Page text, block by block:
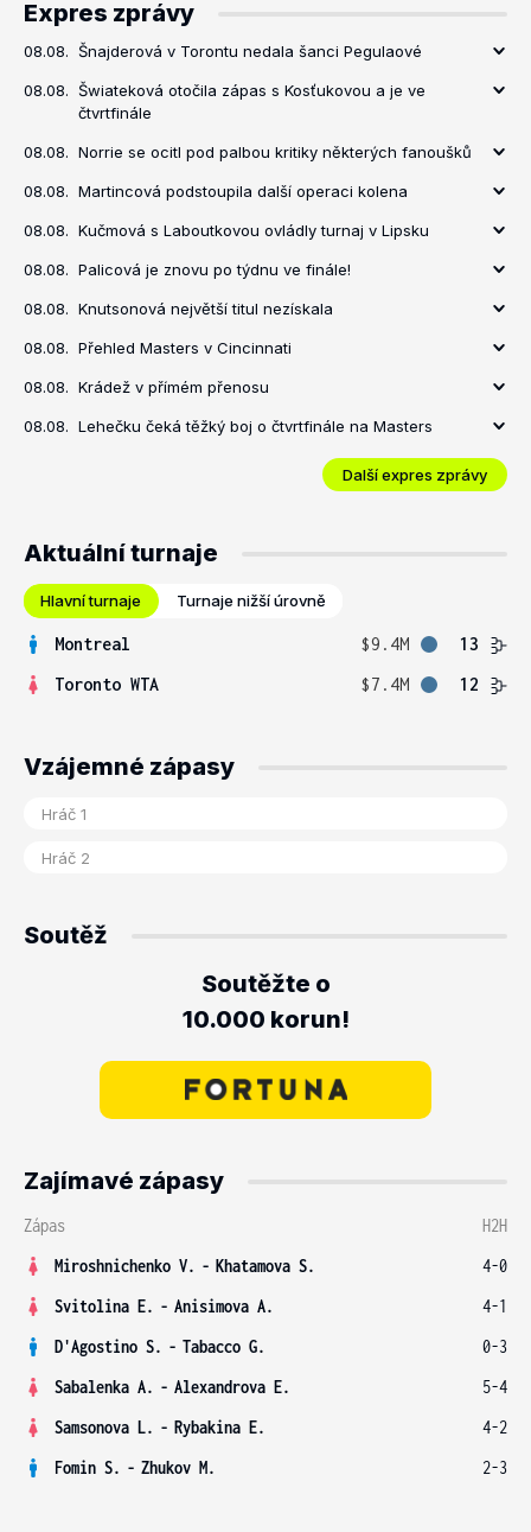
Expres zprávy
08.08. Šnajderová v Torontu nedala šanci Pegulaové
08.08. Šwiateková otočila zápas s Kosťukovou a je ve
čtvrtfinále
08.08. Norrie se ocitl pod palbou kritiky některých fanoušků
08.08. Martincová podstoupila další operaci kolena
08.08. Kučmová s Laboutkovou ovládly turnaj v Lipsku
08.08. Palicová je znovu po týdnu ve finále!
08.08. Knutsonová největší titul nezískala
08.08. Přehled Masters v Cincinnati
08.08. Krádež v přímém přenosu
08.08. Lehečku čeká těžký boj o čtvrtfinále na Masters
Další expres zprávy
Aktuální turnaje
Hlavní turnaje Turnaje nižší úrovně
Montreal $9.4M
13
Toronto WTA
$7.4M 12
Vzájemné zápasy
Soutěž
Soutěžte o
10.000 korun!
Zajímavé zápasy
Zápas
H2H
Miroshnichenko V. - Khatamova S.
4-0
Svitolina E. - Anisimova A.
4-1
D'Agostino S. - Tabacco G.
0-3
Sabalenka A. - Alexandrova E.
5-4
Samsonova L. - Rybakina E.
4-2
Fomin S. - Zhukov M. 2-3